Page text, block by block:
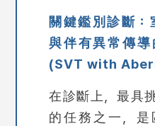
關鍵鑑別診斷
與伴有異常傳
(SVT with
在診斷上，最具
的任務之一，